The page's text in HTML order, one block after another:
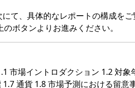
て、具体的なレポートの構成を
ボタンよりお進みください。
市場イントロダクション 1.2 対
1.7 通貨 1.8 市場予測における留